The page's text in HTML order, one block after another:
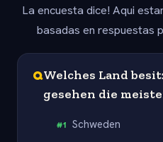
La encuesta dice! Aqui
basadas en respuestas
QWelches Land
gesehen die
#1 Schweden